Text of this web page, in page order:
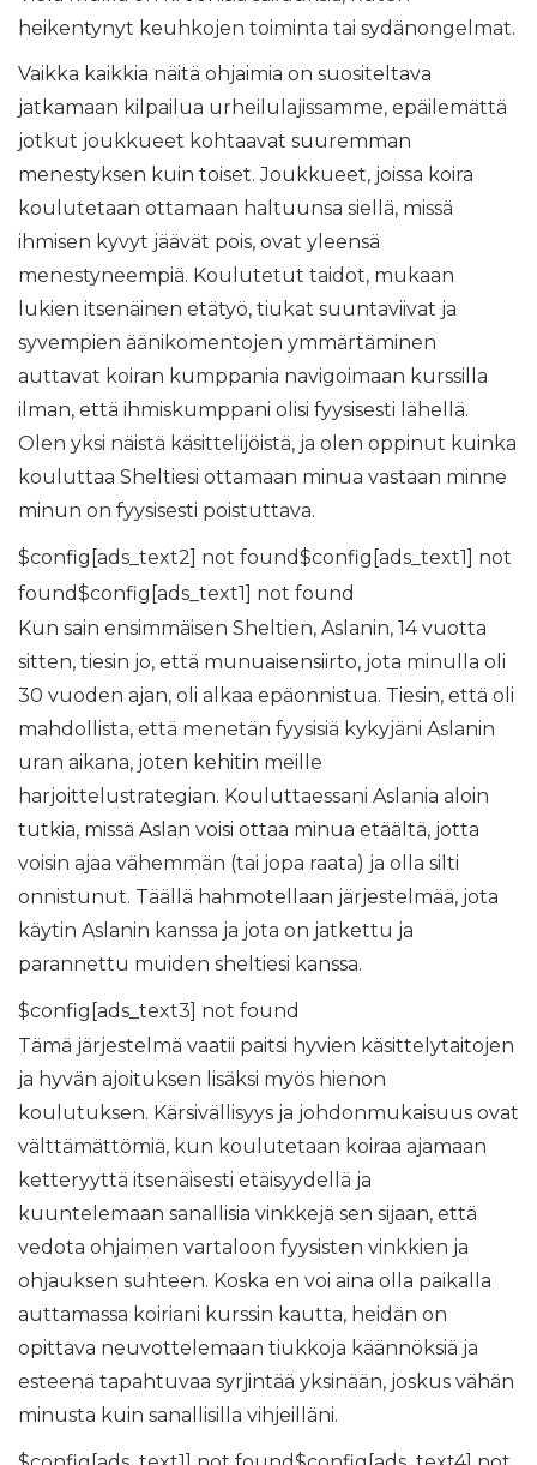
heikentynyt keuhkojen toiminta tai sydänongelmat.
Vaikka kaikkia näitä ohjaimia on suositeltava
jatkamaan kilpailua urheilulajissamme, epäilemättä
jotkut joukkueet kohtaavat suuremman
menestyksen kuin toiset. Joukkueet, joissa koira
koulutetaan ottamaan haltuunsa siellä, missä
ihmisen kyvyt jäävät pois, ovat yleensä
menestyneempiä. Koulutetut taidot, mukaan
lukien itsenäinen etätyö, tiukat suuntaviivat ja
syvempien äänikomentojen ymmärtäminen
auttavat koiran kumppania navigoimaan kurssilla
ilman, että ihmiskumppani olisi fyysisesti lähellä.
Olen yksi näistä käsittelijöistä, ja olen oppinut kuinka
kouluttaa Sheltiesi ottamaan minua vastaan ​​minne
minun on fyysisesti poistuttava.
$config[ads_text2] not found$config[ads_text1] not
found$config[ads_text1] not found
Kun sain ensimmäisen Sheltien, Aslanin, 14 vuotta
sitten, tiesin jo, että munuaisensiirto, jota minulla oli
30 vuoden ajan, oli alkaa epäonnistua. Tiesin, että oli
mahdollista, että menetän fyysisiä kykyjäni Aslanin
uran aikana, joten kehitin meille
harjoittelustrategian. Kouluttaessani Aslania aloin
tutkia, missä Aslan voisi ottaa minua etäältä, jotta
voisin ajaa vähemmän (tai jopa raata) ja olla silti
onnistunut. Täällä hahmotellaan järjestelmää, jota
käytin Aslanin kanssa ja jota on jatkettu ja
parannettu muiden sheltiesi kanssa.
$config[ads_text3] not found
Tämä järjestelmä vaatii paitsi hyvien käsittelytaitojen
ja hyvän ajoituksen lisäksi myös hienon
koulutuksen. Kärsivällisyys ja johdonmukaisuus ovat
välttämättömiä, kun koulutetaan koiraa ajamaan
ketteryyttä itsenäisesti etäisyydellä ja
kuuntelemaan sanallisia vinkkejä sen sijaan, että
vedota ohjaimen vartaloon fyysisten vinkkien ja
ohjauksen suhteen. Koska en voi aina olla paikalla
auttamassa koiriani kurssin kautta, heidän on
opittava neuvottelemaan tiukkoja käännöksiä ja
esteenä tapahtuvaa syrjintää yksinään, joskus vähän
minusta kuin sanallisilla vihjeilläni.